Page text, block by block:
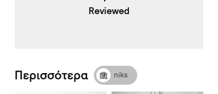
Reviewed
Περισσότερα niks